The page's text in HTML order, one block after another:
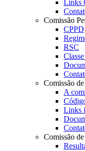
Links
Comissão
CPPD
RSC
Comissão
A
Links
Comissão